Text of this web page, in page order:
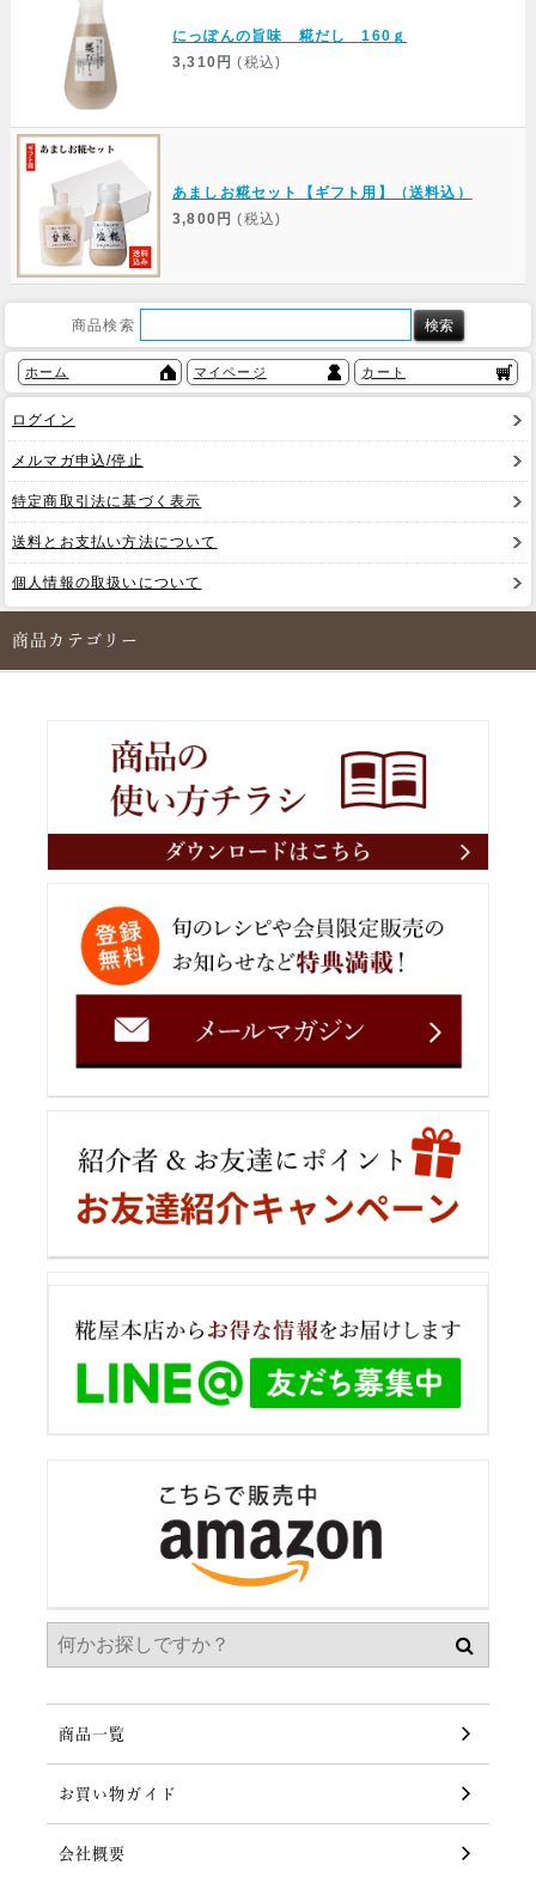
にっぽんの旨味 糀だし 160ｇ
3,310円 (税込)
あましお糀セット【ギフト用】（送料込）
3,800円 (税込)
商品検索
ホーム マイページ カート
ログイン
メルマガ申込/停止
特定商取引法に基づく表示
送料とお支払い方法について
個人情報の取扱いについて
商品カテゴリー
商品一覧
お買い物ガイド
会社概要